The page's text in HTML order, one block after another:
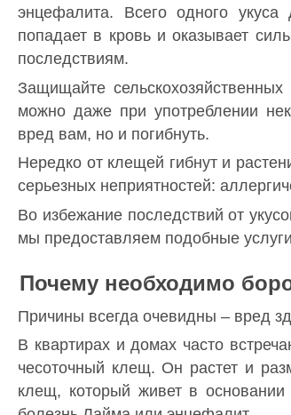
энцефалита. Всего одного
попадает в кровь и оказывает
последствиям.
Защищайте
можно даже при употреблении
вред вам, но и погибнуть.
Нередко от клещей гибнут и
серьезных неприятностей:
Во избежание последствий от
мы предоставляем подобные
Почему необходимо
Причины всегда очевидны – вред
В квартирах и домах часто
чесоточный клещ. Он растет и
клещ, который живет в